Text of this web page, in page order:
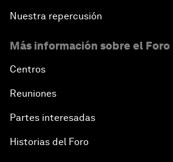
Nuestra repercusión
Más información sobre el Foro
Centros
Reuniones
Partes interesadas
Historias del Foro